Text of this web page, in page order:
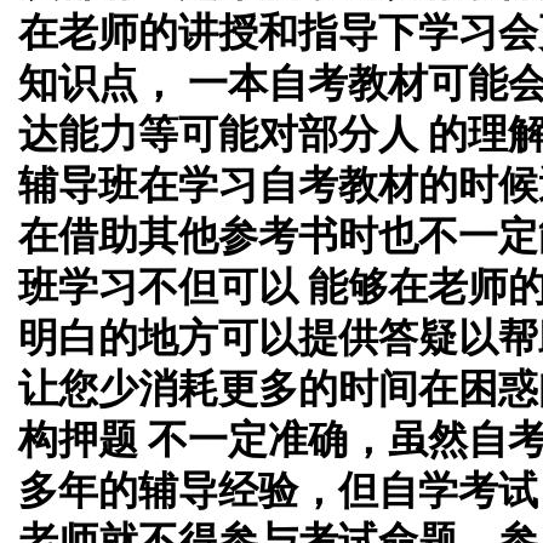
在老师的讲授和指导下学习
知识点， 一本自考教材可能
达能力等可能对部分人 的理
辅导班在学习自考教材的时
在借助其他参考书时也不一
班学习不但可以 能够在老师
明白的地方可以提供答疑以
让您少消耗更多的时间在困
构押题 不一定准确，虽然自
多年的辅导经验，但自学考